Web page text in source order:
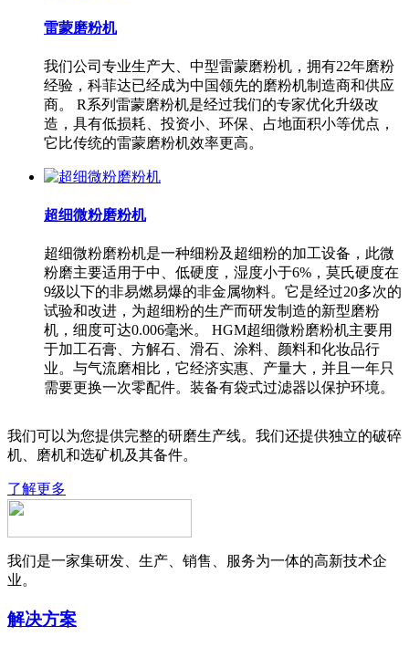
雷蒙磨粉机
我们公司专业生产大、中型雷蒙磨粉机，拥有22年磨粉
经验，科菲达已经成为中国领先的磨粉机制造商和供应
商。 R系列雷蒙磨粉机是经过我们的专家优化升级改
造，具有低损耗、投资小、环保、占地面积小等优点，
它比传统的雷蒙磨粉机效率更高。
超细微粉磨粉机
超细微粉磨粉机是一种细粉及超细粉的加工设备，此微
粉磨主要适用于中、低硬度，湿度小于6%，莫氏硬度在
9级以下的非易燃易爆的非金属物料。它是经过20多次的
试验和改进，为超细粉的生产而研发制造的新型磨粉
机，细度可达0.006毫米。 HGM超细微粉磨粉机主要用
于加工石膏、方解石、滑石、涂料、颜料和化妆品行
业。与气流磨相比，它经济实惠、产量大，并且一年只
需要更换一次零配件。装备有袋式过滤器以保护环境。
我们可以为您提供完整的研磨生产线。我们还提供独立的破碎
机、磨机和选矿机及其备件。
了解更多
我们是一家集研发、生产、销售、服务为一体的高新技术企
业。
解决方案